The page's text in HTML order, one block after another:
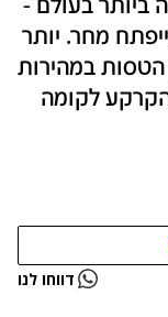
ביותר בעולם -
מחר. יותר
הטסות במהירות
הקרקע לקומה
דווחו לנו